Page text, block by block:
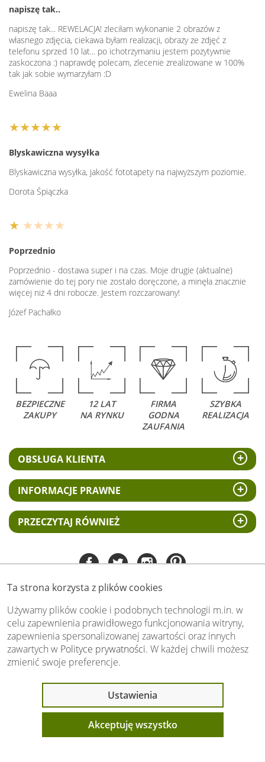
Ta strona korzysta z plików cookies
Używamy plików cookie i podobnych technologii m.in. w
celu zapewnienia prawidłowego funkcjonowania witryny,
zapewnienia spersonalizowanej zawartości oraz innych
zawartych w Polityce prywatności. W każdej chwili możesz
zmienić swoje preferencje.
Ustawienia
Akceptuję wszystko
napiszę tak..
napiszę tak... REWELACJA! zleciłam wykonanie 2 obrazów z
własnego zdjęcia, ciekawa byłam realizacji, obrazy ze zdjęć z
telefonu sprzed 10 lat... po ichotrzymaniu jestem pozytywnie
zaskoczona :) naprawdę polecam, zlecenie zrealizowane w 100%
tak jak sobie wymarzyłam :D
Ewelina Baaa
★★★★★
Blyskawiczna wysyłka
Blyskawiczna wysyłka, jakość fototapety na najwyższym poziomie.
Dorota Śpiączka
★ ★★★★
Poprzednio
Poprzednio - dostawa super i na czas. Moje drugie (aktualne)
zamówienie do tej pory nie zostało doręczone, a minęła znacznie
więcej niż 4 dni robocze. Jestem rozczarowany!
Józef Pachałko
BEZPIECZNE
ZAKUPY
12 LAT
NA RYNKU
FIRMA
GODNA
ZAUFANIA
SZYBKA
REALIZACJA
OBSŁUGA KLIENTA
INFORMACJE PRAWNE
PRZECZYTAJ RÓWNIEŻ
Tel:535 505 106
(pn-pt 8.00 - 15.00)
biuro@swiat-obrazow.pl
Copyright by swiat-obrazow.pl 2026,
Wszelkie prawa zastrzeżone
Otrzymaliśmy4.89pkt. na5możliwych.
Oceń nas również Ty:
oglądało ten produkt